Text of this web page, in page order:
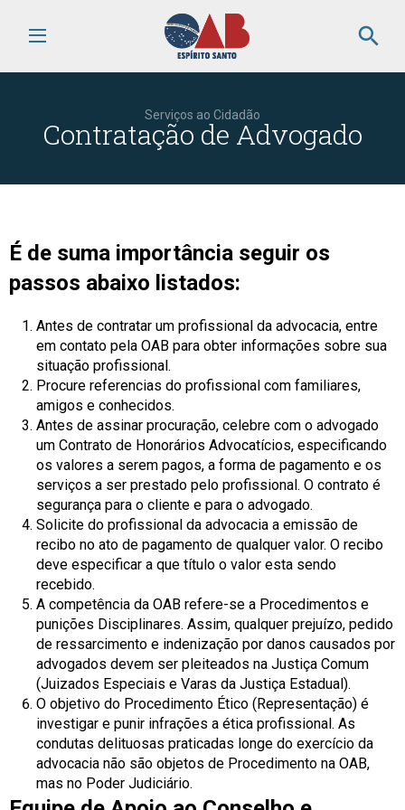
search
Serviços ao Cidadão
Contratação de Advogado
É de suma importância seguir os
passos abaixo listados:
Antes de contratar um profissional da advocacia, entre
em contato pela OAB para obter informações sobre sua
situação profissional.
Procure referencias do profissional com familiares,
amigos e conhecidos.
Antes de assinar procuração, celebre com o advogado
um Contrato de Honorários Advocatícios, especificando
os valores a serem pagos, a forma de pagamento e os
serviços a ser prestado pelo profissional. O contrato é
segurança para o cliente e para o advogado.
Solicite do profissional da advocacia a emissão de
recibo no ato de pagamento de qualquer valor. O recibo
deve especificar a que título o valor esta sendo
recebido.
A competência da OAB refere-se a Procedimentos e
punições Disciplinares. Assim, qualquer prejuízo, pedido
de ressarcimento e indenização por danos causados por
advogados devem ser pleiteados na Justiça Comum
(Juizados Especiais e Varas da Justiça Estadual).
O objetivo do Procedimento Ético (Representação) é
investigar e punir infrações a ética profissional. As
condutas delituosas praticadas longe do exercício da
advocacia não são objetos de Procedimento na OAB,
mas no Poder Judiciário.